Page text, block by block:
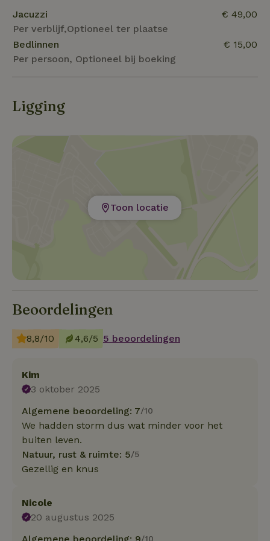
Jacuzzi
Per verblijf,Optioneel ter plaatse
€ 49,00
Bedlinnen
Per persoon, Optioneel bij boeking
€ 15,00
Ligging
Toon locatie
Beoordelingen
8,8/10 4,6/5 5 beoordelingen
Kim
3 oktober 2025
Algemene beoordeling: 7/10
We hadden storm dus wat minder voor het
buiten leven.
Natuur, rust & ruimte: 5/5
Gezellig en knus
Nicole
20 augustus 2025
/10